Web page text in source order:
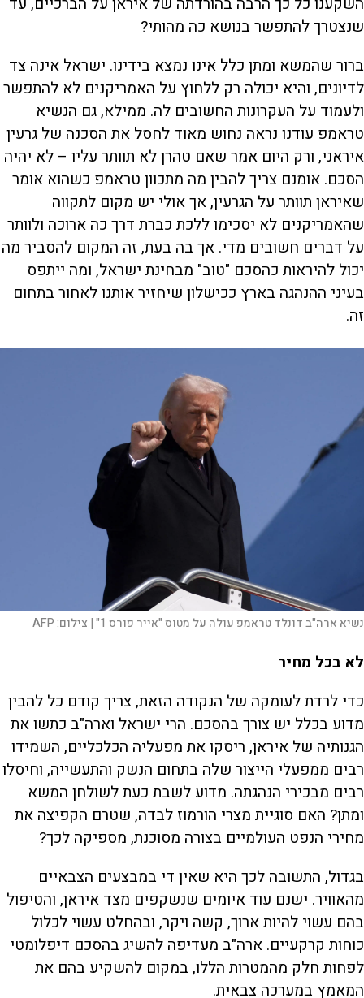
שנצטרך להתפשר בנושא כה מהותי?
ברור שהמשא ומתן כלל אינו נמצא בידינו. ישראל אינה צד
לדיונים, והיא יכולה רק ללחוץ על האמריקנים לא להתפשר
ולעמוד על העקרונות החשובים לה. ממילא, גם הנשיא
טראמפ עודנו נראה נחוש מאוד לחסל את הסכנה של גרעין
איראני, ורק היום אמר שאם טהרן לא תוותר עליו – לא יהיה
הסכם. אומנם צריך להבין מה מתכוון טראמפ כשהוא אומר
שאיראן תוותר על הגרעין, אך אולי יש מקום לתקווה
שהאמריקנים לא יסכימו ללכת כברת דרך כה ארוכה ולוותר
על דברים חשובים מדי. אך בה בעת, זה המקום להסביר מה
יכול להיראות כהסכם "טוב" מבחינת ישראל, ומה ייתפס
בעיני ההנהגה בארץ ככישלון שיחזיר אותנו לאחור בתחום
זה.
נשיא ארה"ב דונלד טראמפ עולה על מטוס "אייר פורס 1" | צילום:AFP
לא בכל מחיר
כדי לרדת לעומקה של הנקודה הזאת, צריך קודם כל להבין
מדוע בכלל יש צורך בהסכם. הרי ישראל וארה"ב כתשו את
הגנותיה של איראן, ריסקו את מפעליה הכלכליים, השמידו
רבים ממפעלי הייצור שלה בתחום הנשק והתעשייה, וחיסלו
רבים מבכירי הנהגתה. מדוע לשבת כעת לשולחן המשא
ומתן? האם סוגיית מצרי הורמוז לבדה, שטרם הקפיצה את
מחירי הנפט העולמיים בצורה מסוכנת, מספיקה לכך?
בגדול, התשובה לכך היא שאין די במבצעים הצבאיים
מהאוויר. ישנם עוד איומים שנשקפים מצד איראן, והטיפול
בהם עשוי להיות ארוך, קשה ויקר, ובהחלט עשוי לכלול
כוחות קרקעיים. ארה"ב מעדיפה להשיג בהסכם דיפלומטי
לפחות חלק מהמטרות הללו, במקום להשקיע בהם את
המאמץ במערכה צבאית.